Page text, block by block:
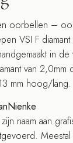
oorbellen –
VSI F
in
van 2,0mm
mm hoog/lang.
naam aan